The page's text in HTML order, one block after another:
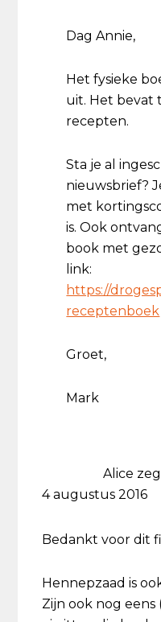
Dag Annie,
Het fysieke
uit. Het bevat
recepten.
Sta je al
nieuwsbrief?
met
is. Ook
book met
link:
https://
receptenboek
Groet,
Mark
Alice
4 augustus 2016
Bedankt voor dit
Hennepzaad is
Zijn ook nog eens